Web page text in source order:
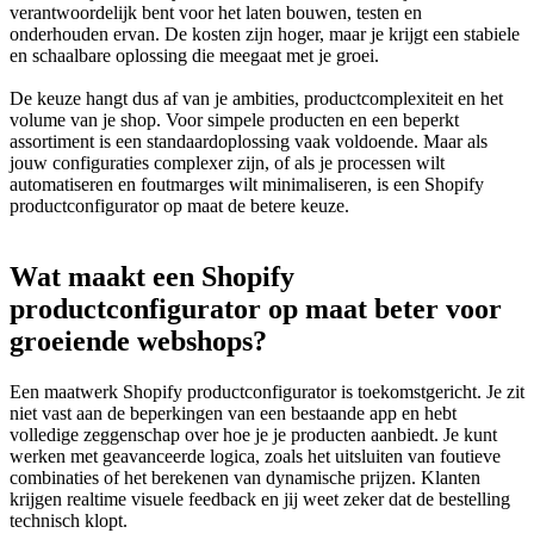
verantwoordelijk bent voor het laten bouwen, testen en
onderhouden ervan. De kosten zijn hoger, maar je krijgt een stabiele
en schaalbare oplossing die meegaat met je groei.
De keuze hangt dus af van je ambities, productcomplexiteit en het
volume van je shop. Voor simpele producten en een beperkt
assortiment is een standaardoplossing vaak voldoende. Maar als
jouw configuraties complexer zijn, of als je processen wilt
automatiseren en foutmarges wilt minimaliseren, is een Shopify
productconfigurator op maat de betere keuze.
Wat maakt een Shopify
productconfigurator op maat beter voor
groeiende webshops?
Een maatwerk Shopify productconfigurator is toekomstgericht. Je zit
niet vast aan de beperkingen van een bestaande app en hebt
volledige zeggenschap over hoe je je producten aanbiedt. Je kunt
werken met geavanceerde logica, zoals het uitsluiten van foutieve
combinaties of het berekenen van dynamische prijzen. Klanten
krijgen realtime visuele feedback en jij weet zeker dat de bestelling
technisch klopt.